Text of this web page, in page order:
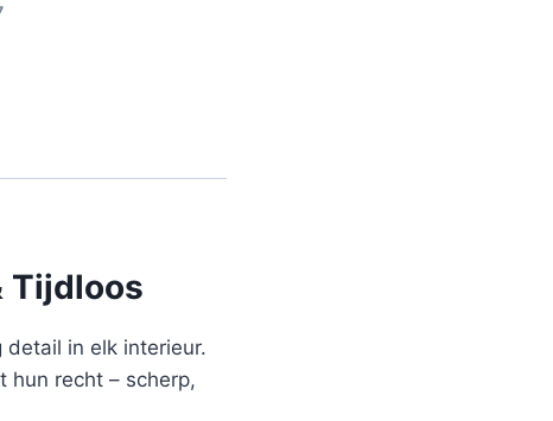
Tijdloos
detail in elk interieur.
hun recht – scherp,